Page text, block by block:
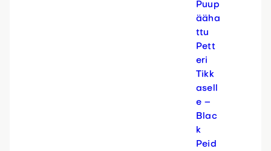
Puup
ääha
ttu
Pett
eri
Tikk
asell
e –
Blac
k
Peid